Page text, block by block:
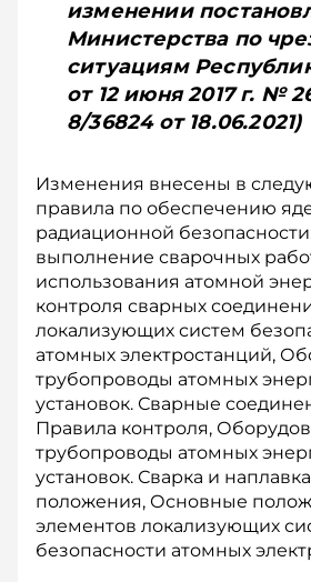
изменении
Министерства по
ситуациям
от 12 июня 2017 г. №
8/36824 от 18.06.2021)
Изменения внесены в
правила по обеспечению
радиационной
выполнение сварочных
использования атомной
контроля сварных
локализующих систем
атомных электростанций,
трубопроводы атомных
установок. Сварные
Правила контроля,
трубопроводы атомных
установок. Сварка и
положения, Основные
элементов локализующих
безопасности атомных